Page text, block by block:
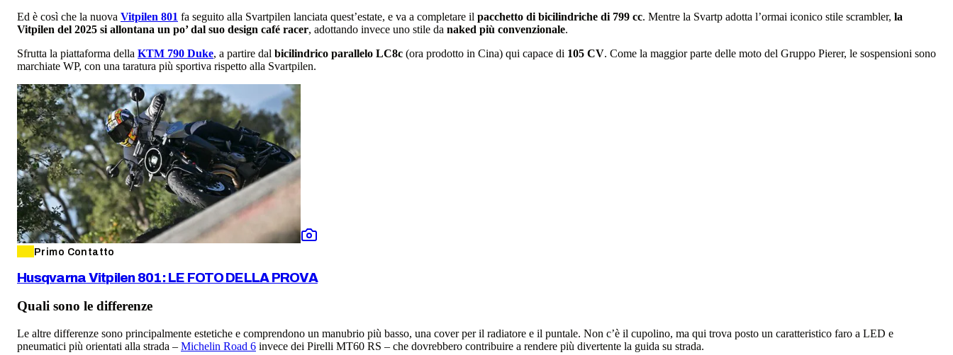
Ed è così che la nuova Vitpilen 801 fa seguito alla Svartpilen lanciata quest’estate, e va a completare il pacchetto di bicilindriche di 799 cc. Mentre la Svartp adotta l’ormai iconico stile scrambler, la
Vitpilen del 2025 si allontana un po’ dal suo design café racer, adottando invece uno stile da naked più convenzionale.
Sfrutta la piattaforma della KTM 790 Duke, a partire dal bicilindrico parallelo LC8c (ora prodotto in Cina) qui capace di 105 CV. Come la maggior parte delle moto del Gruppo Pierer, le sospensioni sono
marchiate WP, con una taratura più sportiva rispetto alla Svartpilen.
Primo Contatto
Husqvarna Vitpilen 801: LE FOTO DELLA PROVA
Quali sono le differenze
Le altre differenze sono principalmente estetiche e comprendono un manubrio più basso, una cover per il radiatore e il puntale. Non c’è il cupolino, ma qui trova posto un caratteristico faro a LED e
pneumatici più orientati alla strada – Michelin Road 6 invece dei Pirelli MT60 RS – che dovrebbero contribuire a rendere più divertente la guida su strada.